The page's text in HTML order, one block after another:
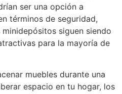
ser una opción a
términos de seguridad,
siguen siendo
para la mayoría de
muebles durante una
espacio en tu hogar, los